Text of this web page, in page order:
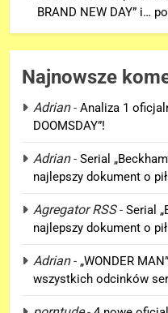
BRAND NEW DAY” i…
Najnowsze
Adrian- Analiza 1
DOOMSDAY”!
Adrian- Serial
najlepszy dokument o
Agregator RSS- Serial
najlepszy dokument o
Adrian- „WONDER
wszystkich odcinków
5
FILMY
6
TA